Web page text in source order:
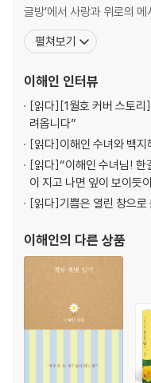
꽃향기를 맡으면 꽃사람이 되지
태산목
민들레 홀씨
솔방울
한 평 꽃밭
텃밭
나무들의 이사
노수녀님의 감탄사
잎사귀
만세선인장
언제나 동그란 마음으로
글방’에서 사랑과 위로의
자층의 사랑을 받고 있는 그
고 전국의 산과 공원에 수많은 시비
는 수녀 시인. 1945년 강원도
펼쳐보기
이해인 인터뷰
[읽다][1월호 커버 스토리
려옵니다”
[읽다]이해인 수녀와 백
[읽다]“이해인 수녀님! 한
이 지고 나면 잎이 보이듯이
[읽다]기쁨은 열린 창으로
이해인의 다른 상품